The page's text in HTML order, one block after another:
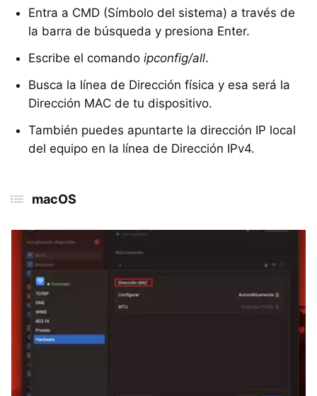
Entra a CMD (Símbolo del sistema) a través de
la barra de búsqueda y presiona Enter.
Escribe el comando ipconfig/all.
Busca la línea de Dirección física y esa será la
Dirección MAC de tu dispositivo.
También puedes apuntarte la dirección IP local
del equipo en la línea de Dirección IPv4.
macOS